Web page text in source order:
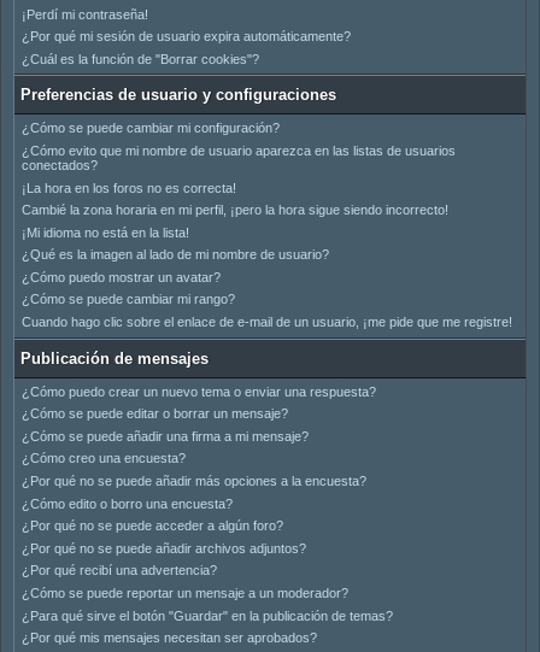
¡Perdí mi contraseña!
¿Por qué mi sesión de usuario expira automáticamente?
¿Cuál es la función de "Borrar cookies"?
Preferencias de usuario y configuraciones
¿Cómo se puede cambiar mi configuración?
¿Cómo evito que mi nombre de usuario aparezca en las listas de usuarios
conectados?
¡La hora en los foros no es correcta!
Cambié la zona horaria en mi perfil, ¡pero la hora sigue siendo incorrecto!
¡Mi idioma no está en la lista!
¿Qué es la imagen al lado de mi nombre de usuario?
¿Cómo puedo mostrar un avatar?
¿Cómo se puede cambiar mi rango?
Cuando hago clic sobre el enlace de e-mail de un usuario, ¡me pide que me registre!
Publicación de mensajes
¿Cómo puedo crear un nuevo tema o enviar una respuesta?
¿Cómo se puede editar o borrar un mensaje?
¿Cómo se puede añadir una firma a mi mensaje?
¿Cómo creo una encuesta?
¿Por qué no se puede añadir más opciones a la encuesta?
¿Cómo edito o borro una encuesta?
¿Por qué no se puede acceder a algún foro?
¿Por qué no se puede añadir archivos adjuntos?
¿Por qué recibí una advertencia?
¿Cómo se puede reportar un mensaje a un moderador?
¿Para qué sirve el botón "Guardar" en la publicación de temas?
¿Por qué mis mensajes necesitan ser aprobados?